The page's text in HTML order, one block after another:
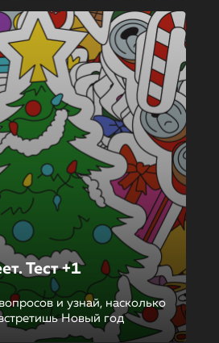
Тест +1
и узнай, насколько
Новый год